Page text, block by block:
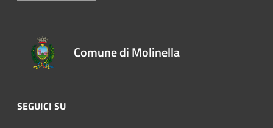
Comune di Molinella
SEGUICI SU